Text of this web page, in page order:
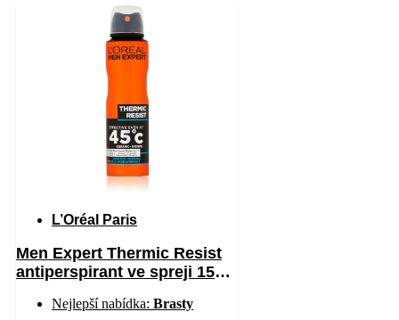
L’Oréal Paris
Men Expert Thermic Resist
antiperspirant ve spreji 150
Nejlepší nabídka: Brasty